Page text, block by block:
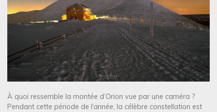
À quoi ressemble la montée d’Orion vue par une caméra ?
Pendant cette période de l’année, la célèbre constellation est